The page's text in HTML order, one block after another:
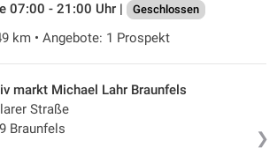
07:00 - 21:00 Uhr |
Geschlossen
km • Angebote: 1 Prospekt
❯
markt Michael Lahr Braunfels
Straße
Braunfels